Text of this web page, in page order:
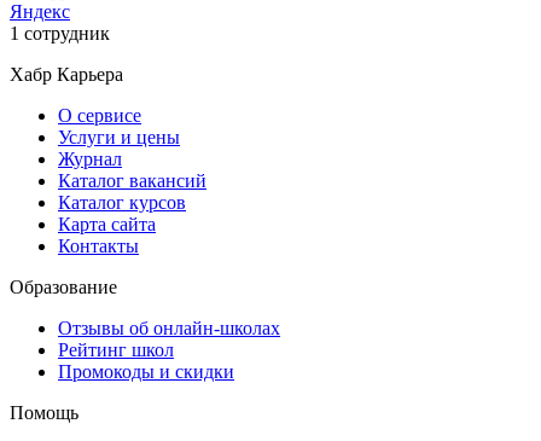
Яндекс
1 сотрудник
Хабр Карьера
О сервисе
Услуги и цены
Журнал
Каталог вакансий
Каталог курсов
Карта сайта
Контакты
Образование
Отзывы об онлайн-школах
Рейтинг школ
Промокоды и скидки
Помощь